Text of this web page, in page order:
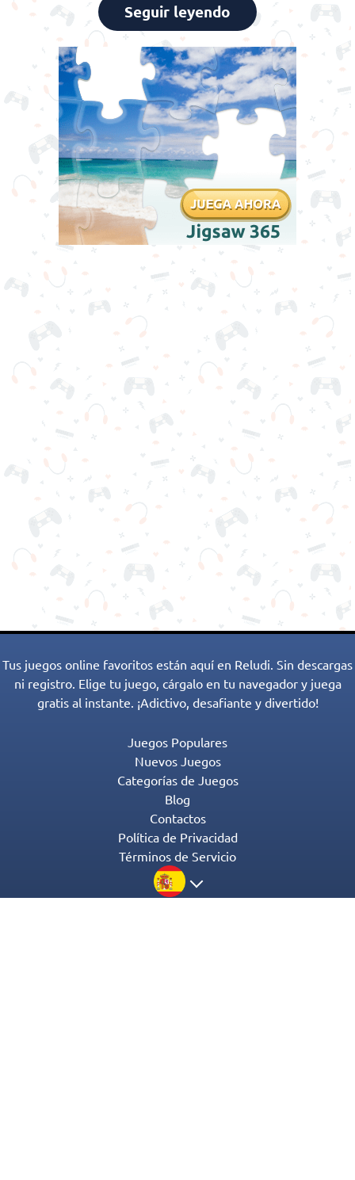
Seguir leyendo
Tus juegos online favoritos están aquí en Reludi. Sin descargas
ni registro. Elige tu juego, cárgalo en tu navegador y juega
gratis al instante. ¡Adictivo, desafiante y divertido!
Juegos Populares
Nuevos Juegos
Categorías de Juegos
Blog
Contactos
Política de Privacidad
Términos de Servicio